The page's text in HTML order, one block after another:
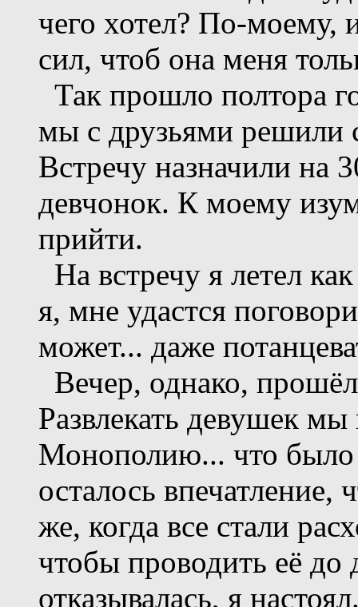
чего хотел? По-моему,
сил, чтоб она меня
Так прошло полтора
мы с друзьями решили
Встречу назначили на
девчонок. К моему
прийти.
На встречу я летел
я, мне удастся
может... даже
Вечер, однако,
Развлекать девушек
Монополию... что
осталось
же, когда все стали
чтобы проводить её
отказывалась, я